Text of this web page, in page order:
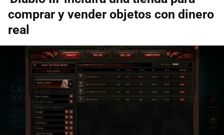
comprar y vender objetos con dinero
real